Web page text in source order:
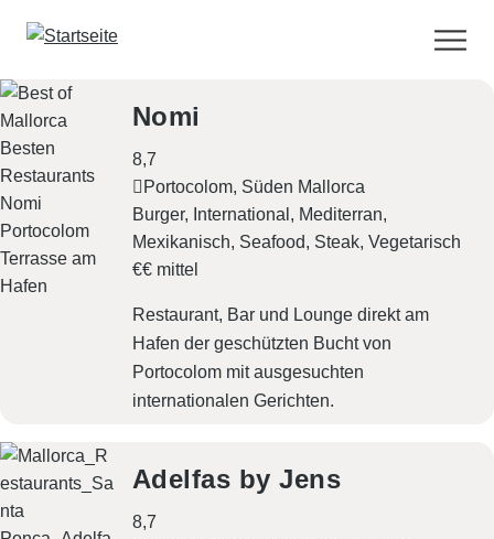
r
e
k
t
z
u
m
I
Nomi
8,7
Portocolom, Süden Mallorca
Burger
International
Mediterran
Mexikanisch Seafood Steak Vegetarisch
€€ mittel
Restaurant, Bar und Lounge direkt am
Hafen der geschützten Bucht von
Portocolom mit ausgesuchten
internationalen Gerichten.
Adelfas by Jens
8,7